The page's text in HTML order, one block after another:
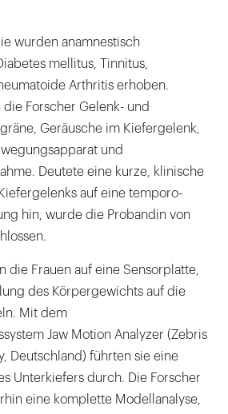
wurden anamnestisch
mellitus, Tinnitus,
Arthritis erhoben.
Forscher Gelenk- und
Geräusche im Kiefergelenk,
und
Deutete eine kurze, klinische
auf eine temporo-
hin, wurde die Probandin von
die Frauen auf eine Sensorplatte,
des Körpergewichts auf die
Mit dem
Jaw Motion Analyzer (Zebris
Deutschland) führten sie eine
Unterkiefers durch. Die Forscher
eine komplette Modellanalyse,